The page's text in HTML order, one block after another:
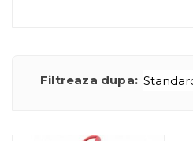
Filtreaza dupa: